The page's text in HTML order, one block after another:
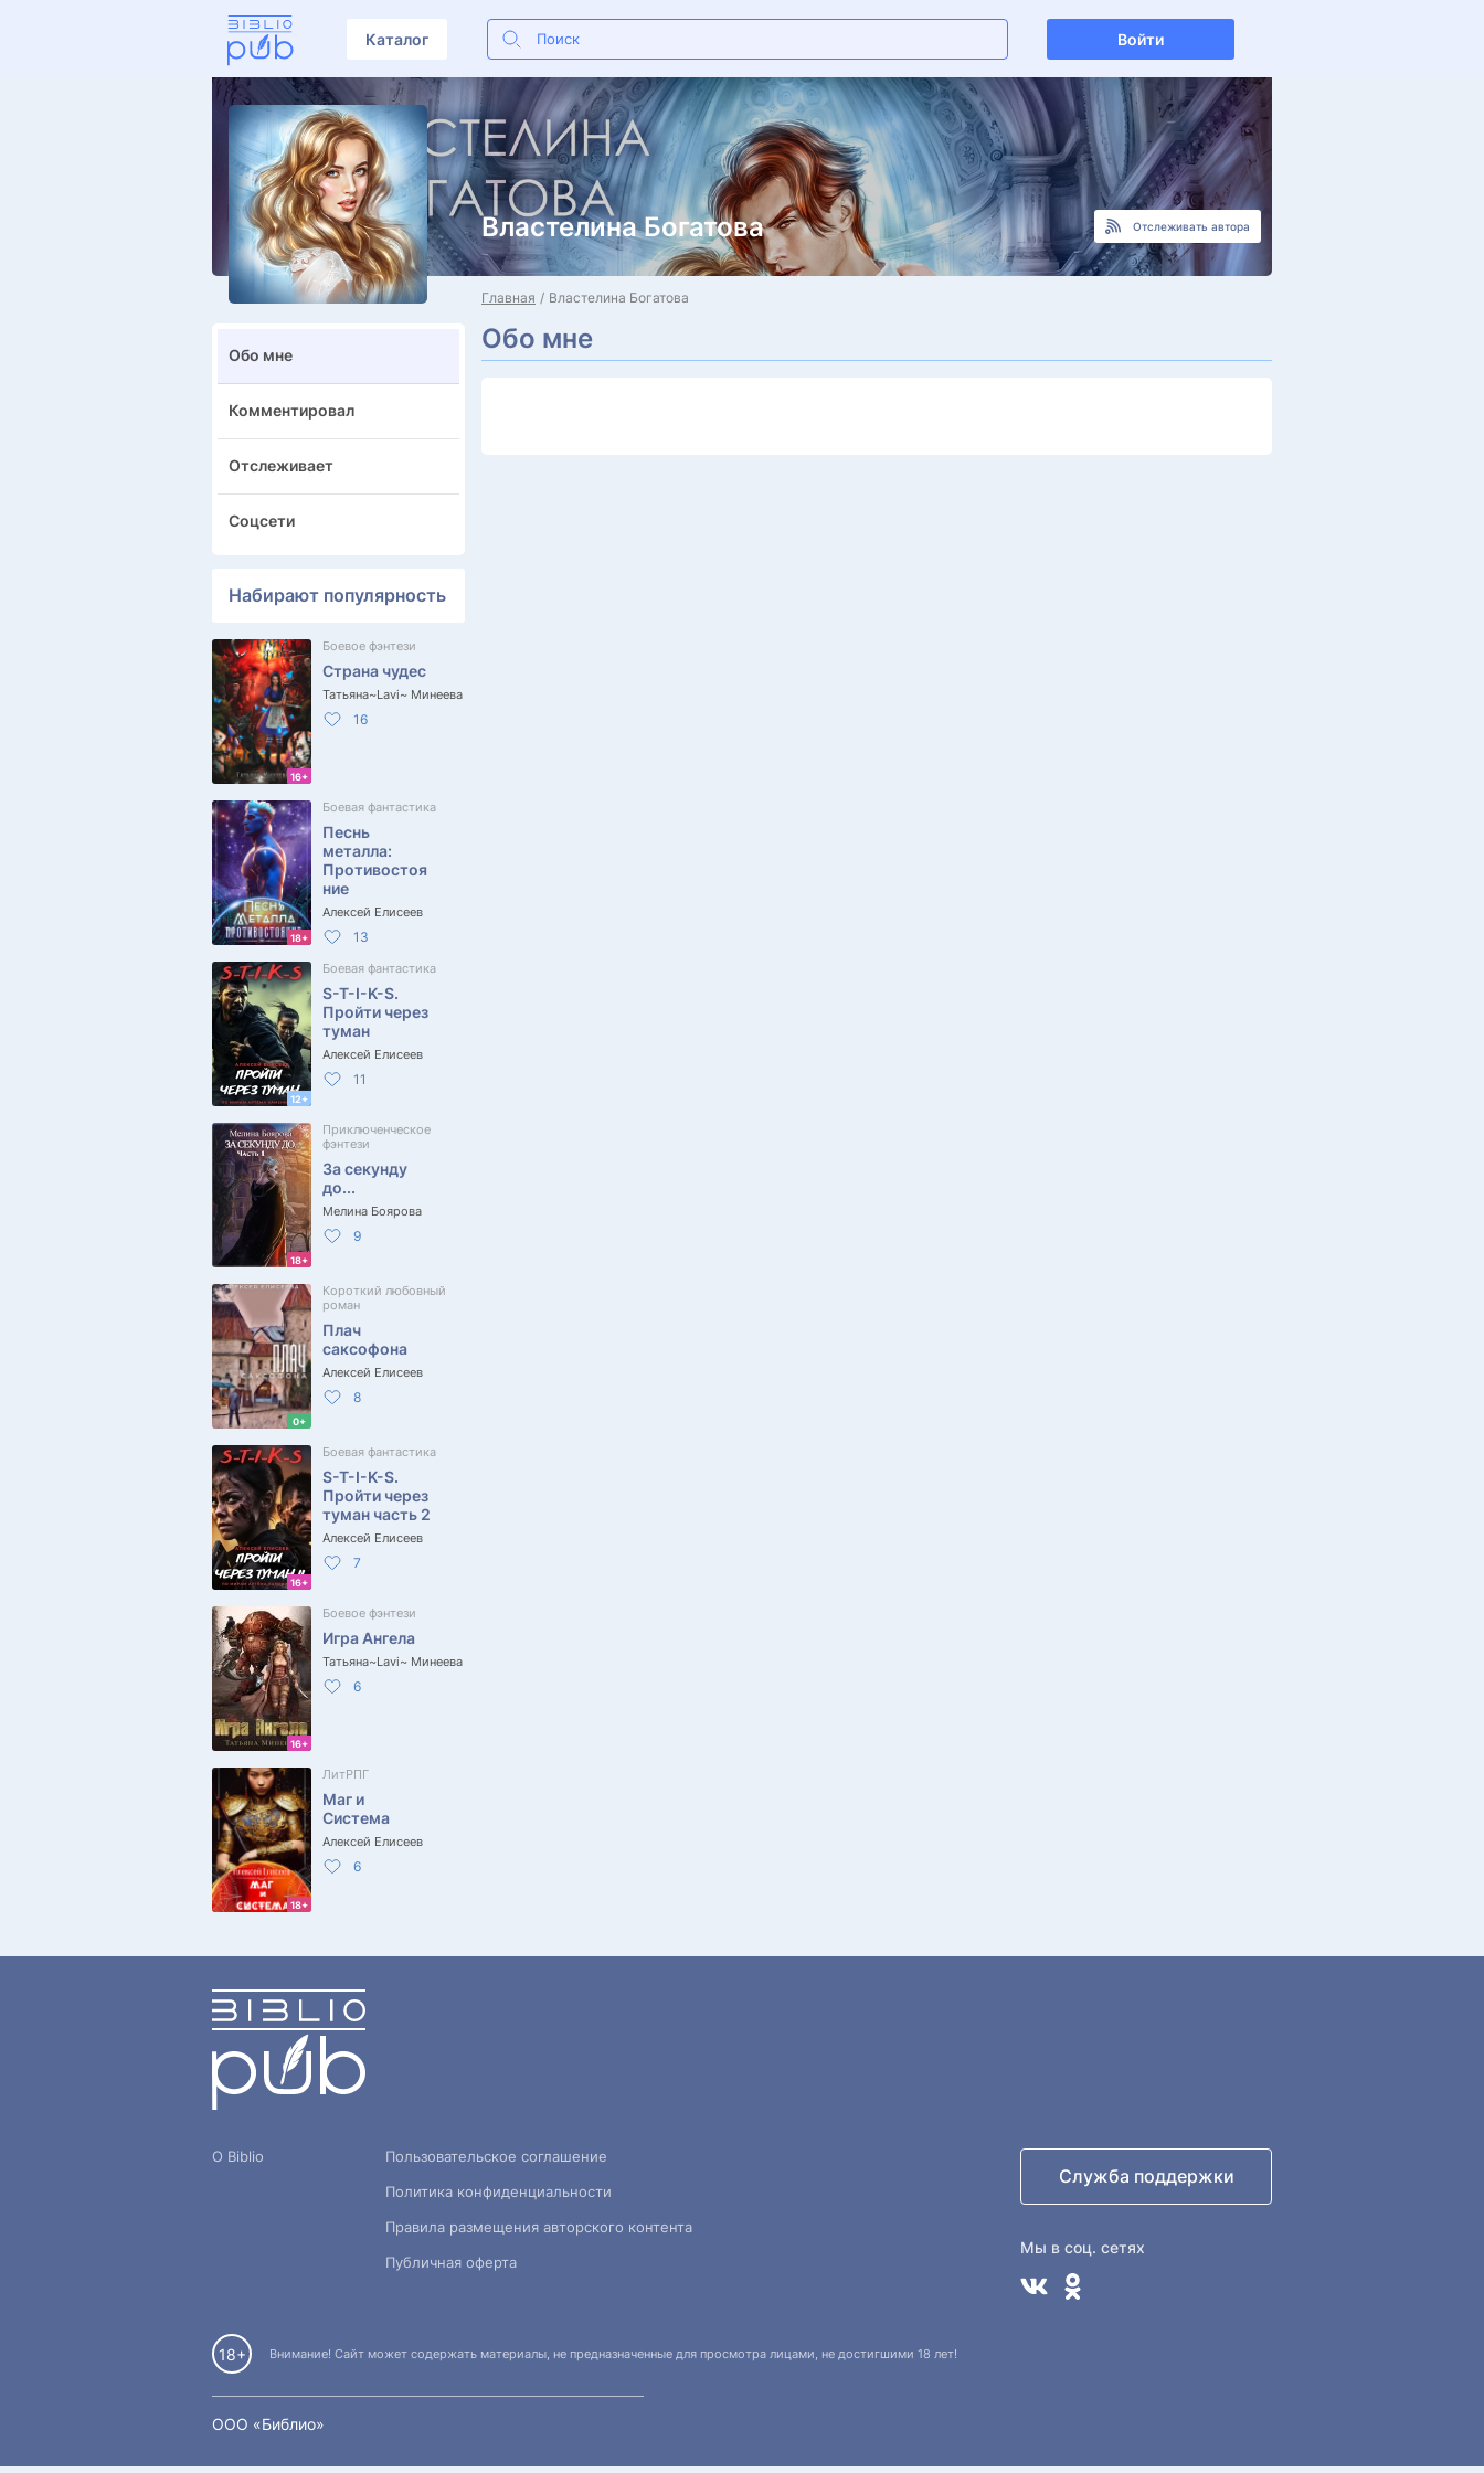
Каталог Войти
Властелина Богатова Отслеживать автора
Обо мне
Комментировал
Отслеживает
Соцсети
Набирают популярность
16+
Боевое фэнтези
Страна чудес
Татьяна~Lavi~ Минеева
16
18+
Боевая фантастика
Песнь
металла:
Противостоя
ние
Алексей Елисеев
13
12+
Боевая фантастика
S-T-I-K-S.
Пройти через
туман
Алексей Елисеев
11
18+
Приключенческое
фэнтези
За секунду
до...
Мелина Боярова
9
0+
Короткий любовный
роман
Плач
саксофона
Алексей Елисеев
8
16+
Боевая фантастика
S-T-I-K-S.
Пройти через
туман часть 2
Алексей Елисеев
7
16+
Боевое фэнтези
Игра Ангела
Татьяна~Lavi~ Минеева
6
18+
ЛитРПГ
Маг и
Система
Алексей Елисеев
6
Главная Властелина Богатова
Обо мне
О Biblio
Пользовательское соглашение
Политика конфиденциальности
Правила размещения авторского контента
Публичная оферта
Служба поддержки
Мы в соц. сетях
18+ Внимание! Сайт может содержать материалы, не предназначенные для просмотра лицами, не достигшими 18 лет!
OOO «Библио»